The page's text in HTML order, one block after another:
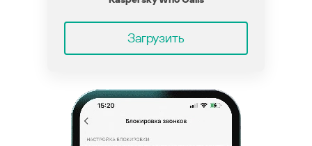
Загрузить